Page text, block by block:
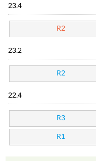
23.4
R2
23.2
R2
22.4
R3
R1